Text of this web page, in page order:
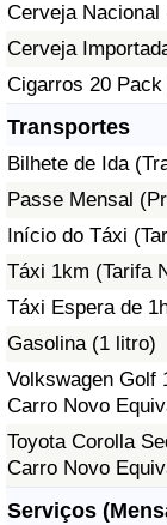
Cerveja
Cerveja
Cigarros 20
Transportes
Bilhete de Ida
Passe Mensal
Início do Táxi
Táxi 1km (Tarifa
Táxi Espera de
Gasolina (1 litro)
Volkswagen Golf
Carro Novo
Toyota Corolla
Carro Novo
Serviços
Indicador de
Indicador de